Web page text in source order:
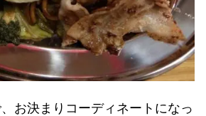
お決まりコーディネートになっ